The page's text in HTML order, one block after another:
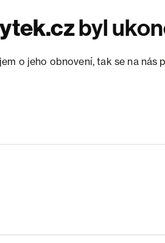
byl
o jeho obnovení, tak se na nás